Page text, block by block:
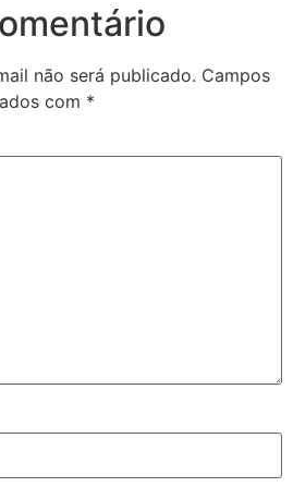
não será publicado. Campos
com *